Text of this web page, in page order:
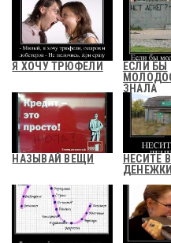
Я ХОЧУ ТРЮФЕЛИ
ЕСЛИ БЫ
ЗНАЛА
НАЗЫВАЙ ВЕЩИ
НЕСИТЕ
ДЕНЕЖКИ